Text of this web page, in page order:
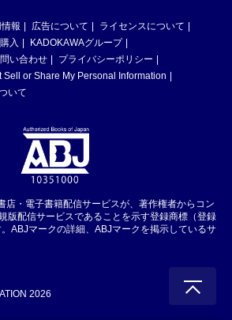
報 広告について
ライセンスについて
入
KADOKAWAグループ
い合わせ
プライバシーポリシー
Sell or Share My Personal Information
いて
店・電子書籍配信サービスが、著作権者からコン
版配信サービスであることを示す登録商標（登録
ABJマークの詳細、ABJマークを掲示しているサ
2026